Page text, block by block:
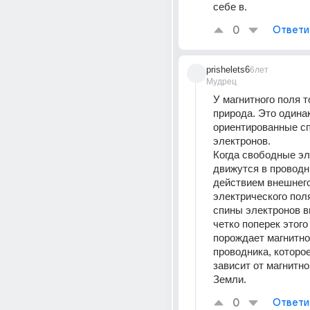
себе в.
0
prishelets6
Мудрец
6лет
У магнитного поля
природа. Это
ориентированные
электронов.
Когда свободные
движутся в
действием
электрического
спины электронов
четко поперек
порождает
проводника,
зависит от
Земли.
0